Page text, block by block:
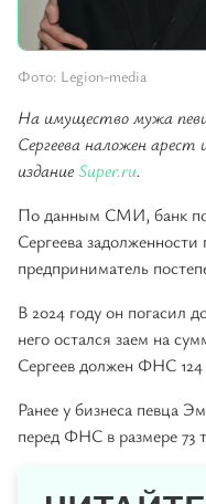
Фото: Legion-media
На имущество мужа
Сергеева наложен
изданиеSuper.ru.
По данным СМИ, банк
Сергеева
предприниматель
В 2024 году он погасил
него остался заем на
Сергеев должен ФНС
Ранее у бизнеса певца
перед ФНС в размере 73